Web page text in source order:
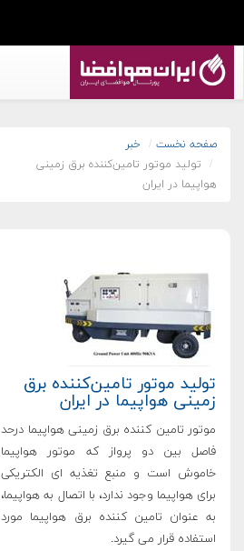
صفحه نخست
خبر
تولید موتور تامین‌کننده برق زمینی
هواپیما در ایران
تولید موتور تامین‌کننده برق
زمینی هواپیما در ایران
موتور تامین کننده برق زمینی هواپیما درحد
فاصل بین دو پرواز که موتور هواپیما
خاموش است و منبع تغذیه ای الکتریکی
برای هواپیما وجود ندارد، با اتصال به هواپیما،
به عنوان تامین کننده برق هواپیما مورد
استفاده قرار می گیرد.